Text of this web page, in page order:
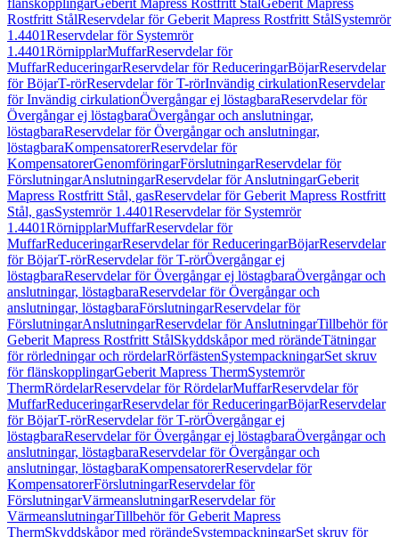
flänskopplingarGeberit Mapress Rostfritt StålGeberit Mapress
Rostfritt StålReservdelar för Geberit Mapress Rostfritt StålSystemrör
1.4401Reservdelar för Systemrör
1.4401RörnipplarMuffarReservdelar för
MuffarReduceringarReservdelar för ReduceringarBöjarReservdelar
för BöjarT-rörReservdelar för T-rörInvändig cirkulationReservdelar
för Invändig cirkulationÖvergångar ej löstagbaraReservdelar för
Övergångar ej löstagbaraÖvergångar och anslutningar,
löstagbaraReservdelar för Övergångar och anslutningar,
löstagbaraKompensatorerReservdelar för
KompensatorerGenomföringarFörslutningarReservdelar för
FörslutningarAnslutningarReservdelar för AnslutningarGeberit
Mapress Rostfritt Stål, gasReservdelar för Geberit Mapress Rostfritt
Stål, gasSystemrör 1.4401Reservdelar för Systemrör
1.4401RörnipplarMuffarReservdelar för
MuffarReduceringarReservdelar för ReduceringarBöjarReservdelar
för BöjarT-rörReservdelar för T-rörÖvergångar ej
löstagbaraReservdelar för Övergångar ej löstagbaraÖvergångar och
anslutningar, löstagbaraReservdelar för Övergångar och
anslutningar, löstagbaraFörslutningarReservdelar för
FörslutningarAnslutningarReservdelar för AnslutningarTillbehör för
Geberit Mapress Rostfritt StålSkyddskåpor med rörändeTätningar
för rörledningar och rördelarRörfästenSystempackningarSet skruv
för flänskopplingarGeberit Mapress ThermSystemrör
ThermRördelarReservdelar för RördelarMuffarReservdelar för
MuffarReduceringarReservdelar för ReduceringarBöjarReservdelar
för BöjarT-rörReservdelar för T-rörÖvergångar ej
löstagbaraReservdelar för Övergångar ej löstagbaraÖvergångar och
anslutningar, löstagbaraReservdelar för Övergångar och
anslutningar, löstagbaraKompensatorerReservdelar för
KompensatorerFörslutningarReservdelar för
FörslutningarVärmeanslutningarReservdelar för
VärmeanslutningarTillbehör för Geberit Mapress
ThermSkyddskåpor med rörändeSystempackningarSet skruv för